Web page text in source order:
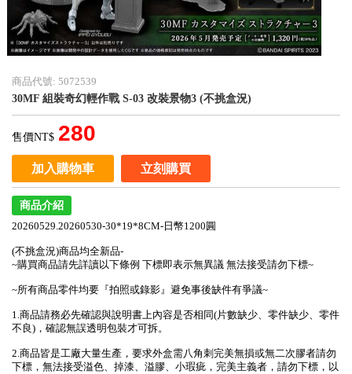
商品代號: 5072539
30MF 組裝奇幻輕作戰 S-03 改裝景物3 (不挑盒況)
售價NT$ 280
加入購物車 立刻購買
商品介紹
20260529.20260530-30*19*8CM-日幣1200圓
(不挑盒況)商品均全新品-
~購買商品請先詳讀以下條例 下標即表示無異議 無法接受請勿下標~
~所有商品零件均要『拍照或錄影』避免事後缺件有爭議~
1.商品請務必先確認與說明書上內容是否相同(片數缺少、零件缺少、零件
不良)，確認無誤透明包裝才可拆。
2.商品皆是工廠大量生產，要求外盒需八角刺完美無損或無二次膠者請勿
下標，無法接受溢色、掉漆、溢膠、小瑕疵，完美主義者，請勿下標，以